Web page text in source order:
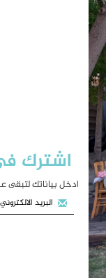
اشترك
ادخل بياناتك